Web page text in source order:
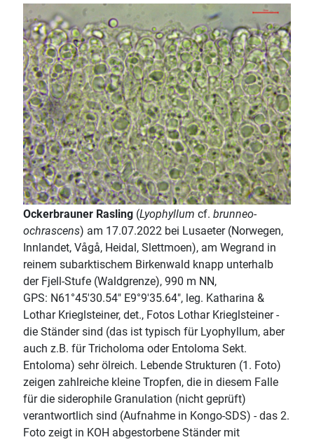
Ockerbrauner Rasling (Lyophyllum cf. brunneo-
ochrascens) am 17.07.2022 bei Lusaeter (Norwegen,
Innlandet, Vågå, Heidal, Slettmoen), am Wegrand in
reinem subarktischem Birkenwald knapp unterhalb
der Fjell-Stufe (Waldgrenze), 990 m NN,
GPS: N61°45'30.54" E9°9'35.64", leg. Katharina &
Lothar Krieglsteiner, det., Fotos Lothar Krieglsteiner -
die Ständer sind (das ist typisch für Lyophyllum, aber
auch z.B. für Tricholoma oder Entoloma Sekt.
Entoloma) sehr ölreich. Lebende Strukturen (1. Foto)
zeigen zahlreiche kleine Tropfen, die in diesem Falle
für die siderophile Granulation (nicht geprüft)
verantwortlich sind (Aufnahme in Kongo-SDS) - das 2.
Foto zeigt in KOH abgestorbene Ständer mit